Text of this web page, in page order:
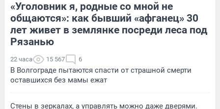
«Уголовник я, родные со мной не
общаются»: как бывший «афганец» 30
лет живет в землянке посреди леса под
Рязанью
22 часа 15 567 6
В Волгограде пытаются спасти от страшной смерти
оставшихся без мамы ежат
Стены в зеркалах, а управлять можно даже дверями.